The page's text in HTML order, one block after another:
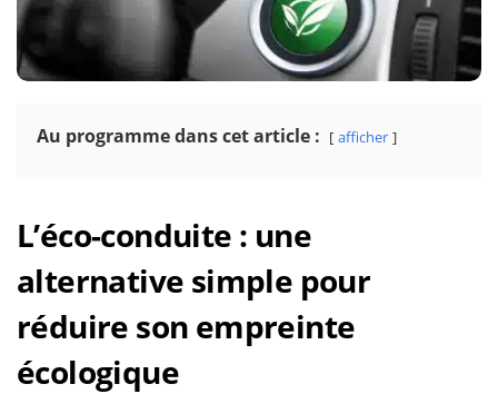
Au programme dans cet article : afficher
L’éco-conduite : une
alternative simple pour
réduire son empreinte
écologique